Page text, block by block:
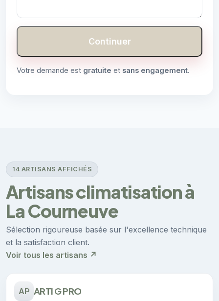
Continuer
Votre demande est gratuite et sans engagement.
14 ARTISANS AFFICHÉS
Artisans climatisation à
La Courneuve
Sélection rigoureuse basée sur l'excellence technique
et la satisfaction client.
Voir tous les artisans ↗
AP ARTI G PRO